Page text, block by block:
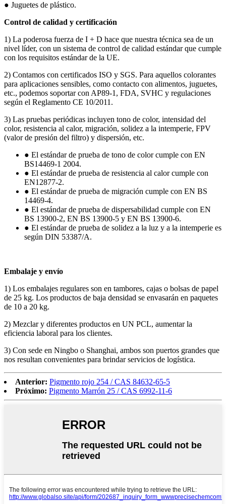
● Juguetes de plástico.
Control de calidad y certificación
1) La poderosa fuerza de I + D hace que nuestra técnica sea de un
nivel líder, con un sistema de control de calidad estándar que cumple
con los requisitos estándar de la UE.
2) Contamos con certificados ISO y SGS. Para aquellos colorantes
para aplicaciones sensibles, como contacto con alimentos, juguetes,
etc., podemos soportar con AP89-1, FDA, SVHC y regulaciones
según el Reglamento CE 10/2011.
3) Las pruebas periódicas incluyen tono de color, intensidad del
color, resistencia al calor, migración, solidez a la intemperie, FPV
(valor de presión del filtro) y dispersión, etc.
● El estándar de prueba de tono de color cumple con EN
BS14469-1 2004.
● El estándar de prueba de resistencia al calor cumple con
EN12877-2.
● El estándar de prueba de migración cumple con EN BS
14469-4.
● El estándar de prueba de dispersabilidad cumple con EN
BS 13900-2, EN BS 13900-5 y EN BS 13900-6.
● El estándar de prueba de solidez a la luz y a la intemperie es
según DIN 53387/A.
Embalaje y envío
1) Los embalajes regulares son en tambores, cajas o bolsas de papel
de 25 kg. Los productos de baja densidad se envasarán en paquetes
de 10 a 20 kg.
2) Mezclar y diferentes productos en UN PCL, aumentar la
eficiencia laboral para los clientes.
3) Con sede en Ningbo o Shanghai, ambos son puertos grandes que
nos resultan convenientes para brindar servicios de logística.
Anterior: Pigmento rojo 254 / CAS 84632-65-5
Próximo: Pigmento Marrón 25 / CAS 6992-11-6